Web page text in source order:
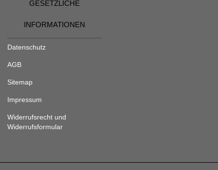
GESETZLICHE
INFORMATIONEN
Datenschutz
AGB
Sitemap
Impressum
Widerrufsrecht und
Widerrufsformular